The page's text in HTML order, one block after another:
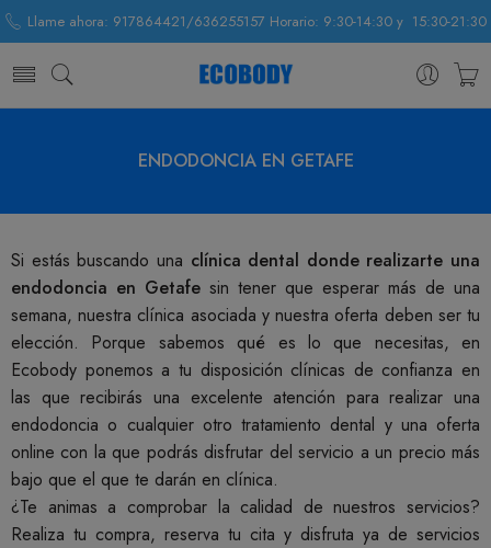
Llame ahora: 917864421/636255157 Horario: 9:30-14:30 y 15:30-21:30
ENDODONCIA EN GETAFE
Si estás buscando una clínica dental donde realizarte una
endodoncia en Getafe sin tener que esperar más de una
semana, nuestra clínica asociada y nuestra oferta deben ser tu
elección. Porque sabemos qué es lo que necesitas, en
Ecobody ponemos a tu disposición clínicas de confianza en
las que recibirás una excelente atención para realizar una
endodoncia o cualquier otro tratamiento dental y una oferta
online con la que podrás disfrutar del servicio a un precio más
bajo que el que te darán en clínica.
¿Te animas a comprobar la calidad de nuestros servicios?
Realiza tu compra, reserva tu cita y disfruta ya de servicios